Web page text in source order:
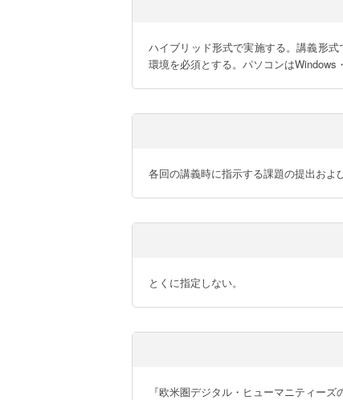
ハイブリッド形式で実施する。講義形
環境を必須とする。パソコンはWindows
各回の講義時に指示する課題の提出およ
とくに指定しない。
『欧米圏デジタル・ヒューマニティーズ